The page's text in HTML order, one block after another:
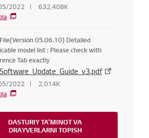
2022
632,408K
05.06.10) Detailed
model list : Please check with
Tab exactly
2022
2,014K
DASTURIY TAʼMINOT VA
DRAYVERLARNI TOPISH